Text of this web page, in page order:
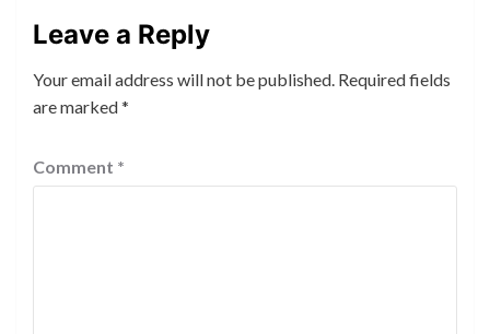
Leave a Reply
Your email address will not be published. Required fields
are marked*
Comment *